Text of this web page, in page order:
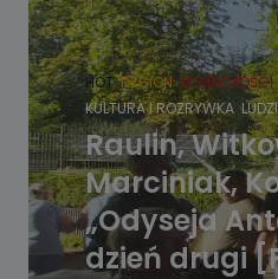
HOT REGION WIADOMOŚCI
KULTURA I ROZRYWKA
Raulin,
Marciniak,
„Odyseja
dzień drugi